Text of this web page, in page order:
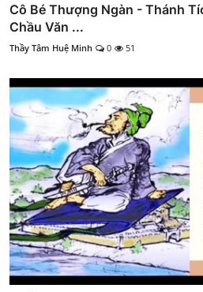
Cô Bé Thượng Ngàn - Thánh
Chầu Văn ...
Thầy Tâm Huệ Minh 0 51